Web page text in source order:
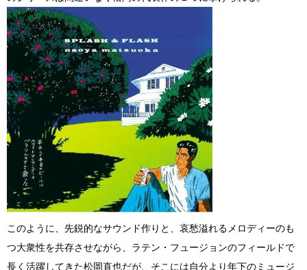
このように、先鋭的なサウンド作りと、哀愁溢れるメロディーのも
つ大衆性を共存させながら、ラテン・フュージョンのフィールドで
長く活躍してきた松岡直也だが、そこには自分より年下のミュージ